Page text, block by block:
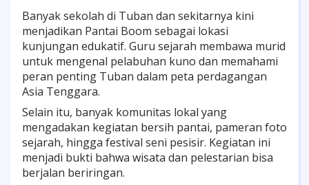
Banyak sekolah di Tuban dan sekitarnya kini
menjadikan Pantai Boom sebagai lokasi
kunjungan edukatif. Guru sejarah membawa murid
untuk mengenal pelabuhan kuno dan memahami
peran penting Tuban dalam peta perdagangan
Asia Tenggara.
Selain itu, banyak komunitas lokal yang
mengadakan kegiatan bersih pantai, pameran foto
sejarah, hingga festival seni pesisir. Kegiatan ini
menjadi bukti bahwa wisata dan pelestarian bisa
berjalan beriringan.